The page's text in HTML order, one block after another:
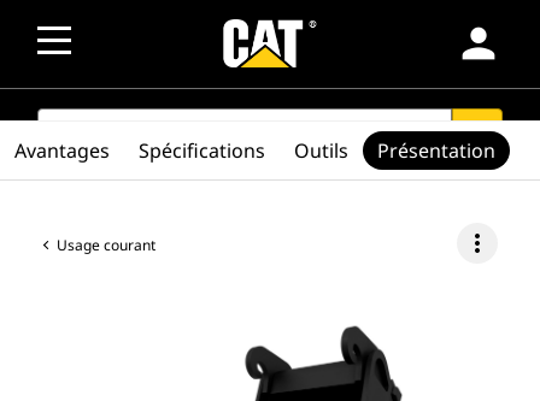
person
SEARCH search
Usage courant more_vert
Avantages Spécifications Outils Présentation